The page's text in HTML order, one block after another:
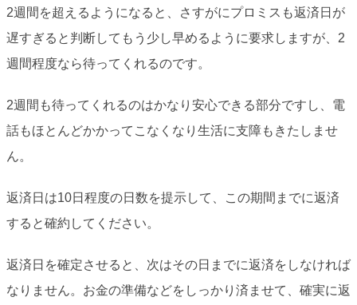
2週間を超えるようになると、さすがにプロミスも返済日が
遅すぎると判断してもう少し早めるように要求しますが、2
週間程度なら待ってくれるのです。
2週間も待ってくれるのはかなり安心できる部分ですし、電
話もほとんどかかってこなくなり生活に支障もきたしませ
ん。
返済日は10日程度の日数を提示して、この期間までに返済
すると確約してください。
返済日を確定させると、次はその日までに返済をしなければ
なりません。お金の準備などをしっかり済ませて、確実に返